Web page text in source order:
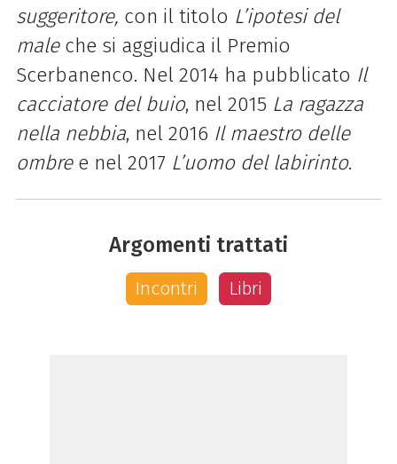
suggeritore, con il titolo L’ipotesi del
maleche si aggiudica il Premio
Scerbanenco. Nel 2014 ha pubblicato Il
cacciatore del buio, nel 2015 La ragazza
nella nebbia, nel 2016 Il maestro delle
ombree nel 2017 L’uomo del labirinto.
Argomenti trattati
Incontri Libri